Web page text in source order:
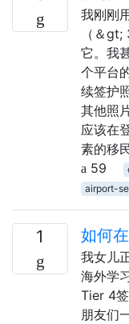
我刚刚
（＆
它。我
个平台
续签护
其他照
应该在
素的移
59
airport-
1 如何
我女儿
海外学
Tier 4
朋友们